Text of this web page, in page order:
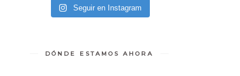
Seguir en Instagram
DÓNDE ESTAMOS AHORA